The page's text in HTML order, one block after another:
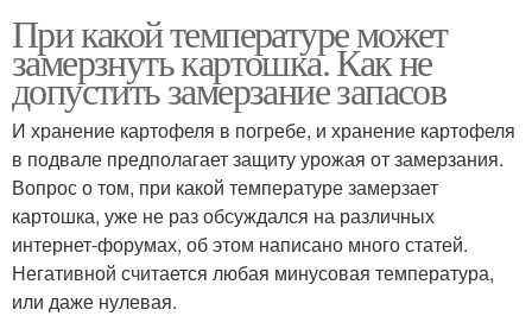
При какой температуре может
замерзнуть картошка. Как не
допустить замерзание запасов
И хранение картофеля в погребе, и хранение картофеля
в подвале предполагает защиту урожая от замерзания.
Вопрос о том, при какой температуре замерзает
картошка, уже не раз обсуждался на различных
интернет-форумах, об этом написано много статей.
Негативной считается любая минусовая температура,
или даже нулевая.